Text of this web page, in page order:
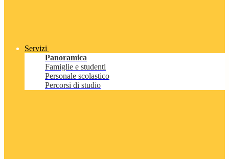
Servizi
Panoramica
Famiglie e studenti
Personale scolastico
Percorsi di studio